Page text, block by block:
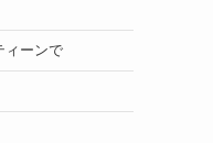
ィーンで